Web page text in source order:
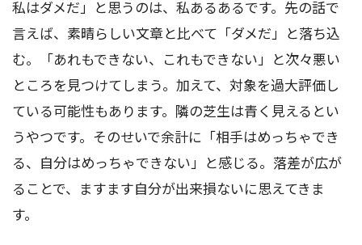
私はダメだ」と思うのは、私あるあるです。先の話で
言えば、素晴らしい文章と比べて「ダメだ」と落ち込
む。「あれもできない、これもできない」と次々悪い
ところを見つけてしまう。加えて、対象を過大評価し
ている可能性もあります。隣の芝生は青く見えるとい
うやつです。そのせいで余計に「相手はめっちゃでき
る、自分はめっちゃできない」と感じる。落差が広が
ることで、ますます自分が出来損ないに思えてきま
す。